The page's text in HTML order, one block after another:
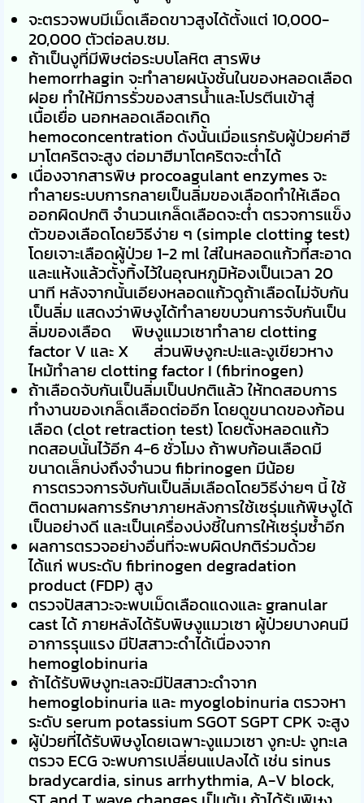
จะตรวจพบมีเม็ดเลือดขาวสูงได้ตั้งแต่ 10,000-
20,000 ตัวต่อลบ.ซม.
ถ้าเป็นงูที่มีพิษต่อระบบโลหิต สารพิษ
hemorrhagin จะทำลายผนังชั้นในของหลอดเลือด
ฝอย ทำให้มีการรั่วของสารน้ำและโปรตีนเข้าสู่
เนื้อเยื่อ นอกหลอดเลือดเกิด
hemoconcentration ดังนั้นเมื่อแรกรับผู้ป่วยค่าฮี
มาโตคริตจะสูง ต่อมาฮีมาโตคริตจะต่ำได้
เนื่องจากสารพิษ procoagulant enzymes จะ
ทำลายระบบการกลายเป็นลิ่มของเลือดทำให้เลือด
ออกผิดปกติ จำนวนเกล็ดเลือดจะต่ำ ตรวจการแข็ง
ตัวของเลือดโดยวิธีง่าย ๆ (simple clotting test)
โดยเจาะเลือดผู้ป่วย 1-2 ml ใส่ในหลอดแก้วที่สะอาด
และแห้งแล้วตั้งทิ้งไว้ในอุณหภูมิห้องเป็นเวลา 20
นาที หลังจากนั้นเอียงหลอดแก้วดูถ้าเลือดไม่จับกัน
เป็นลิ่ม แสดงว่าพิษงูได้ทำลายขบวนการจับกันเป็น
ลิ่มของเลือด พิษงูแมวเซาทำลาย clotting
factor V และ X ส่วนพิษงูกะปะและงูเขียวหาง
ไหม้ทำลาย clotting factor I (fibrinogen)
ถ้าเลือดจับกันเป็นลิ่มเป็นปกติแล้ว ให้ทดสอบการ
ทำงานของเกล็ดเลือดต่ออีก โดยดูขนาดของก้อน
เลือด (clot retraction test) โดยตั้งหลอดแก้ว
ทดสอบนั้นไว้อีก 4-6 ชั่วโมง ถ้าพบก้อนเลือดมี
ขนาดเล็กบ่งถึงจำนวน fibrinogen มีน้อย
การตรวจการจับกันเป็นลิ่มเลือดโดยวิธีง่ายๆ นี้ ใช้
ติดตามผลการรักษาภายหลังการใช้เซรุ่มแก้พิษงูได้
เป็นอย่างดี และเป็นเครื่องบ่งชี้ในการให้เซรุ่มซ้ำอีก
ผลการตรวจอย่างอื่นที่จะพบผิดปกติร่วมด้วย
ได้แก่ พบระดับ fibrinogen degradation
product (FDP) สูง
ตรวจปัสสาวะจะพบเม็ดเลือดแดงและ granular
cast ได้ ภายหลังได้รับพิษงูแมวเซา ผู้ป่วยบางคนมี
อาการรุนแรง มีปัสสาวะดำได้เนื่องจาก
hemoglobinuria
ถ้าได้รับพิษงูทะเลจะมีปัสสาวะดำจาก
hemoglobinuria และ myoglobinuria ตรวจหา
ระดับ serum potassium SGOT SGPT CPK จะสูง
ผู้ป่วยที่ได้รับพิษงูโดยเฉพาะงูแมวเซา งูกะปะ งูทะเล
ตรวจ ECG จะพบการเปลี่ยนแปลงได้ เช่น sinus
bradycardia, sinus arrhythmia, A-V block,